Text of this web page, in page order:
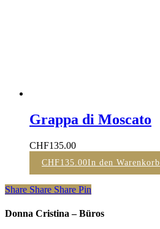
Grappa di Moscato
CHF135.00
CHF135.00In den Warenkorb
Share Share Share Pin
Donna Cristina – Büros